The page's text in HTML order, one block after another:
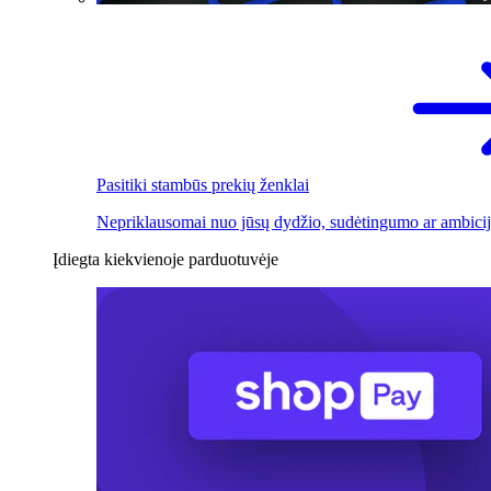
Pasitiki stambūs prekių ženklai
Nepriklausomai nuo jūsų dydžio, sudėtingumo ar
Įdiegta kiekvienoje parduotuvėje